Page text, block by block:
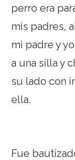
perro era
mis padres,
mi padre y
a una silla y
su lado con
ella.
Fue